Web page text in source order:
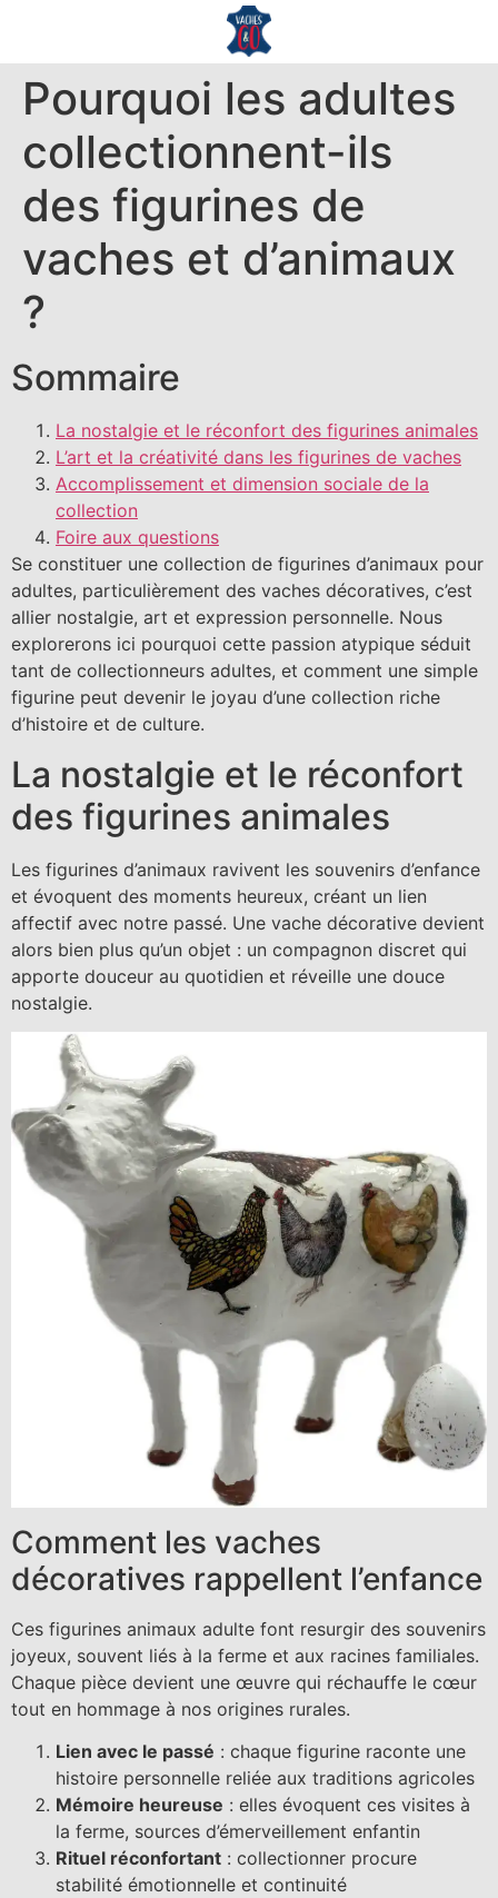
Pourquoi les adultes
collectionnent-ils
des figurines de
vaches et d’animaux
?
Sommaire
La nostalgie et le réconfort des figurines animales
L’art et la créativité dans les figurines de vaches
Accomplissement et dimension sociale de la
collection
Foire aux questions
Se constituer une collection de figurines d’animaux pour
adultes, particulièrement des vaches décoratives, c’est
allier nostalgie, art et expression personnelle. Nous
explorerons ici pourquoi cette passion atypique séduit
tant de collectionneurs adultes, et comment une simple
figurine peut devenir le joyau d’une collection riche
d’histoire et de culture.
La nostalgie et le réconfort
des figurines animales
Les figurines d’animaux ravivent les souvenirs d’enfance
et évoquent des moments heureux, créant un lien
affectif avec notre passé. Une vache décorative devient
alors bien plus qu’un objet : un compagnon discret qui
apporte douceur au quotidien et réveille une douce
nostalgie.
Comment les vaches
décoratives rappellent l’enfance
Ces figurines animaux adulte font resurgir des souvenirs
joyeux, souvent liés à la ferme et aux racines familiales.
Chaque pièce devient une œuvre qui réchauffe le cœur
tout en hommage à nos origines rurales.
Lien avec le passé : chaque figurine raconte une
histoire personnelle reliée aux traditions agricoles
Mémoire heureuse : elles évoquent ces visites à
la ferme, sources d’émerveillement enfantin
Rituel réconfortant : collectionner procure
stabilité émotionnelle et continuité